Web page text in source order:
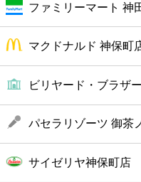
病院
ファミリーマート 神
マクドナルド 神保町
ビリヤード・ブラザー
パセラリゾーツ 御茶
サイゼリヤ神保町店